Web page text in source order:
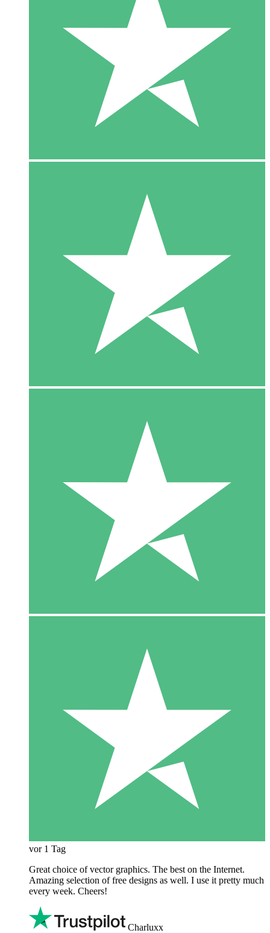
vor 1 Tag
Great choice of vector graphics. The best on the Internet.
Amazing selection of free designs as well. I use it pretty much
every week. Cheers!
Charluxx